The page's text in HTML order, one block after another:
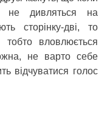
не дивляться на
сторінку-дві, то
вловлюється
не варто себе
відчуватися голос